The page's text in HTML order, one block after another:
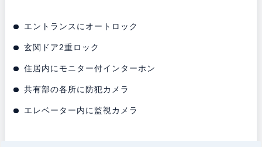
エントランスにオートロック
玄関ドア2重ロック
住居内にモニター付インターホン
共有部の各所に防犯カメラ
エレベーター内に監視カメラ